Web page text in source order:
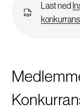
Dokument
Last ned